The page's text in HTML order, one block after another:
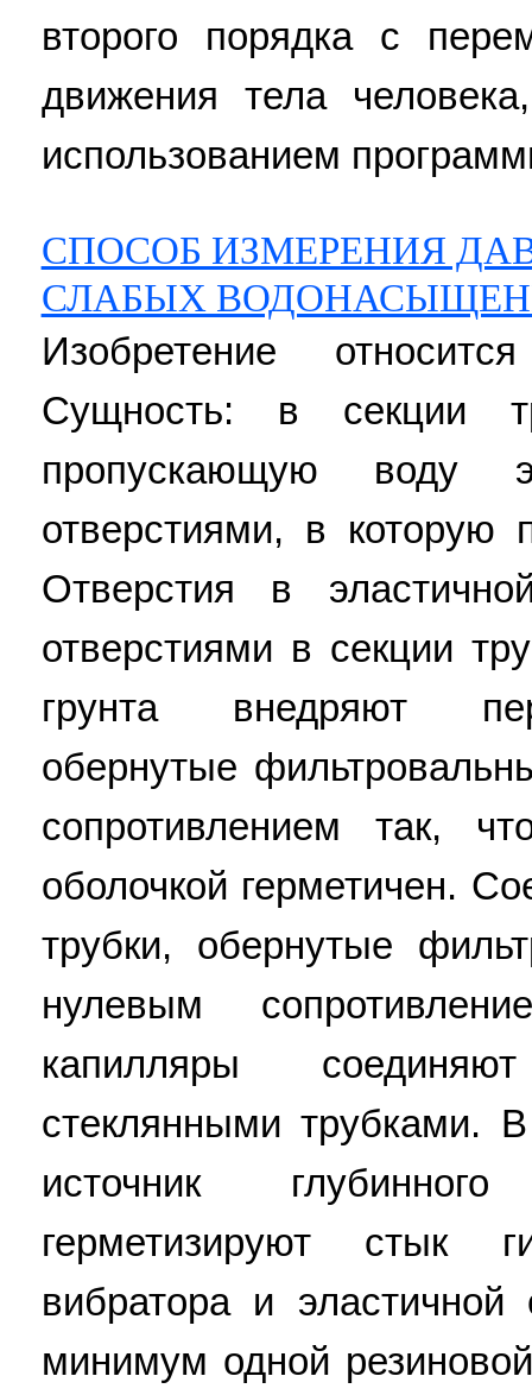
второго порядка с
движения тела
использованием
СПОСОБ ИЗМЕРЕНИЯ
СЛАБЫХ
Изобретение
Сущность: в секции
пропускающую воду
отверстиями, в которую
Отверстия в
отверстиями в секции
грунта внедряют
обернутые
сопротивлением так,
оболочкой герметичен.
трубки, обернутые
нулевым
капилляры
стеклянными трубками.
источник
герметизируют стык
вибратора и
минимум одной